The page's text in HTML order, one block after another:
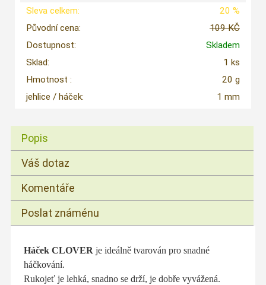
Sleva celkem:
20 %
Původní cena:
109 KČ
Dostupnost:
Skladem
Sklad:
1 ks
Hmotnost :
20 g
jehlice / háček:
1 mm
Popis
Váš dotaz
Komentáře
Poslat známénu
Háček CLOVERje ideálně tvarován pro snadné
háčkování.
Rukojeť je lehká, snadno se drží, je dobře vyvážená.